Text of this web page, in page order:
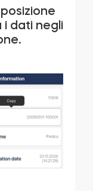
i dati negli